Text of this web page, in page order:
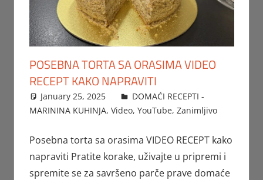
POSEBNA TORTA SA ORASIMA VIDEO
RECEPT KAKO NAPRAVITI
January 25, 2025 FTorgAdmin
DOMAĆI RECEPTI -
MARININA KUHINJA, Video, YouTube, Zanimljivo
Posebna torta sa orasima VIDEO RECEPT kako
napraviti Pratite korake, uživajte u pripremi i
spremite se za savršeno parče prave domaće